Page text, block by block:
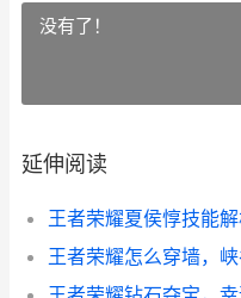
没有了！
延伸阅读